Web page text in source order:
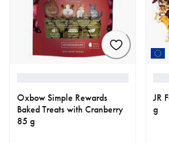
Oxbow Simple Rewards
Baked Treats with Cranberry
85 g
JR
g